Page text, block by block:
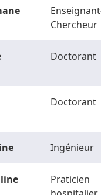
Enseignant-
Chercheur
Doctorant
Doctorant
Ingénieur
Praticien